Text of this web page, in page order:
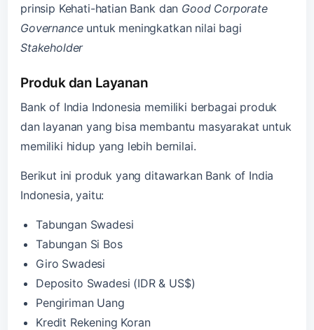
prinsip Kehati-hatian Bank dan Good Corporate
Governanceuntuk meningkatkan nilai bagi
Stakeholder
Produk dan Layanan
Bank of India Indonesia memiliki berbagai produk
dan layanan yang bisa membantu masyarakat untuk
memiliki hidup yang lebih bernilai.
Berikut ini produk yang ditawarkan Bank of India
Indonesia, yaitu:
Tabungan Swadesi
Tabungan Si Bos
Giro Swadesi
Deposito Swadesi (IDR & US$)
Pengiriman Uang
Kredit Rekening Koran